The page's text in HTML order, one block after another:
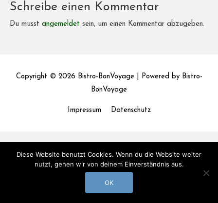
Schreibe einen Kommentar
Du musst angemeldet sein, um einen Kommentar abzugeben.
Copyright © 2026 Bistro-BonVoyage| Powered by Bistro-
BonVoyage
Impressum Datenschutz
Diese Website benutzt Cookies. Wenn du die Website weiter
nutzt, gehen wir von deinem Einverständnis aus.
OK